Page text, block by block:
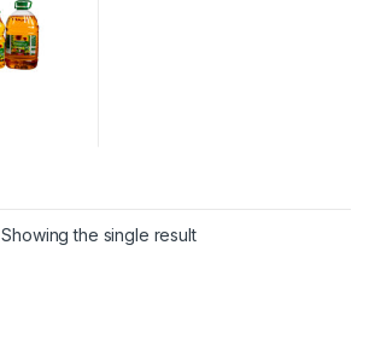
Showing the single result